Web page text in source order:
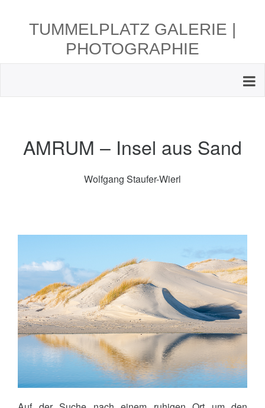
TUMMELPLATZ GALERIE |
PHOTOGRAPHIE
AMRUM – Insel aus Sand
Wolfgang Staufer-Wierl